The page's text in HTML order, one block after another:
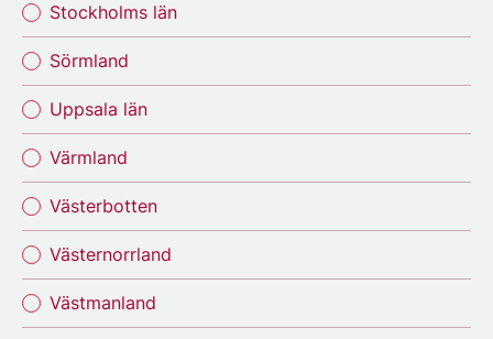
Stockholms län
Sörmland
Uppsala län
Värmland
Västerbotten
Västernorrland
Västmanland